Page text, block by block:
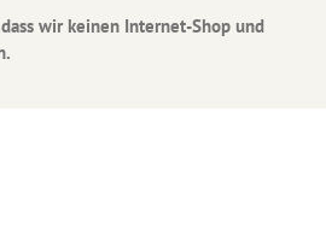
wir keinen Internet-Shop und